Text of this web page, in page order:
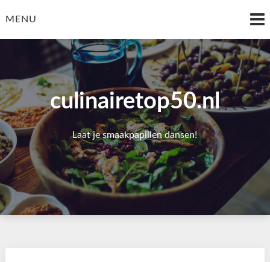
toMENU
culinairetop50.nl
Laat je smaakpapillen dansen!